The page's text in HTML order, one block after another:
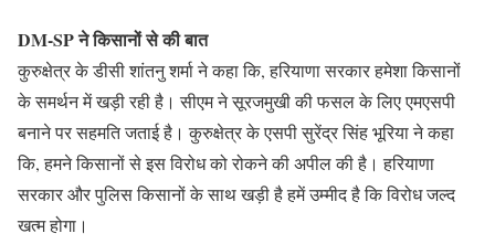
DM-SP ने किसानों से की बात
कुरुक्षेत्र के डीसी शांतनु शर्मा ने कहा कि, हरियाणा सरकार हमेशा किसानों
के समर्थन में खड़ी रही है। सीएम ने सूरजमुखी की फसल के लिए एमएसपी
बनाने पर सहमति जताई है। कुरुक्षेत्र के एसपी सुरेंद्र सिंह भूरिया ने कहा
कि, हमने किसानों से इस विरोध को रोकने की अपील की है। हरियाणा
सरकार और पुलिस किसानों के साथ खड़ी है हमें उम्मीद है कि विरोध जल्द
खत्म होगा।